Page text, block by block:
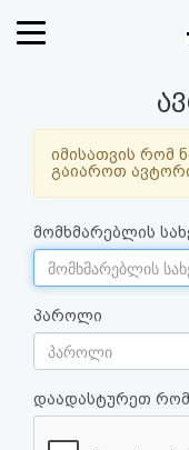
ფოსტა
კითხვა-
პასუხი
ავტორიზაცია
რეგისტრაცია
იმისათვის რომ
გაიაროთ
მომხმარებლის
პაროლი
დაადასტურეთ